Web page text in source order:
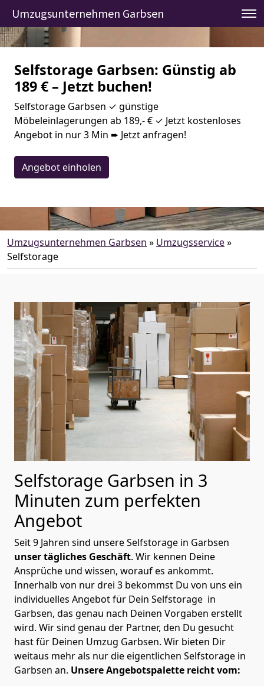
Umzugsunternehmen Garbsen
Selfstorage Garbsen: Günstig ab
189 € – Jetzt buchen!
Selfstorage Garbsen ✓ günstige
Möbeleinlagerungen ab 189,- € ✓ Jetzt kostenloses
Angebot in nur 3 Min ➨ Jetzt anfragen!
Angebot einholen
Umzugsunternehmen Garbsen » Umzugsservice»
Selfstorage
Selfstorage Garbsen in 3
Minuten zum perfekten
Angebot
Seit 9 Jahren sind unsere Selfstorage in Garbsen
unser tägliches Geschäft. Wir kennen Deine
Ansprüche und wissen, worauf es ankommt.
Innerhalb von nur drei 3 bekommst Du von uns ein
individuelles Angebot für Dein Selfstorage in
Garbsen, das genau nach Deinen Vorgaben erstellt
wird. Wir sind genau der Partner, den Du gesucht
hast für Deinen Umzug Garbsen. Wir bieten Dir
weitaus mehr als nur die eigentlichen Selfstorage in
Garbsen an. Unsere Angebotspalette reicht vom: